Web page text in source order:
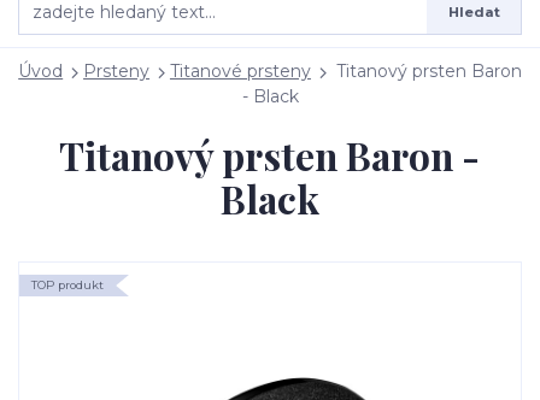
Hledat
Úvod Prsteny Titanové prsteny
Titanový prsten Baron
- Black
Titanový prsten Baron -
Black
TOP produkt